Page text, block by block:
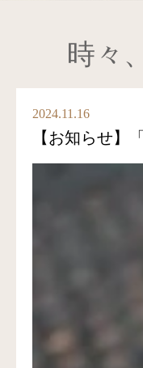
時々
2024.11.16
【お知らせ】